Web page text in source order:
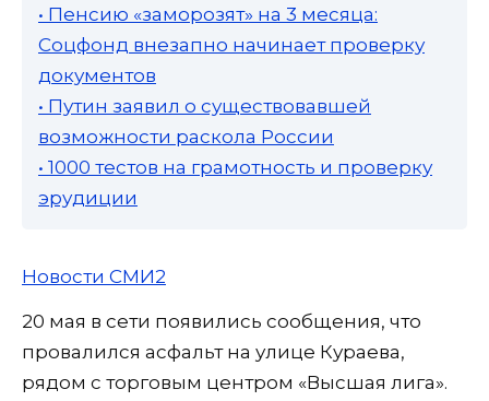
• Пенсию «заморозят» на 3 месяца:
Соцфонд внезапно начинает проверку
документов
• Путин заявил о существовавшей
возможности раскола России
• 1000 тестов на грамотность и проверку
эрудиции
Новости СМИ2
20 мая в сети появились сообщения, что
провалился асфальт на улице Кураева,
рядом с торговым центром «Высшая лига».